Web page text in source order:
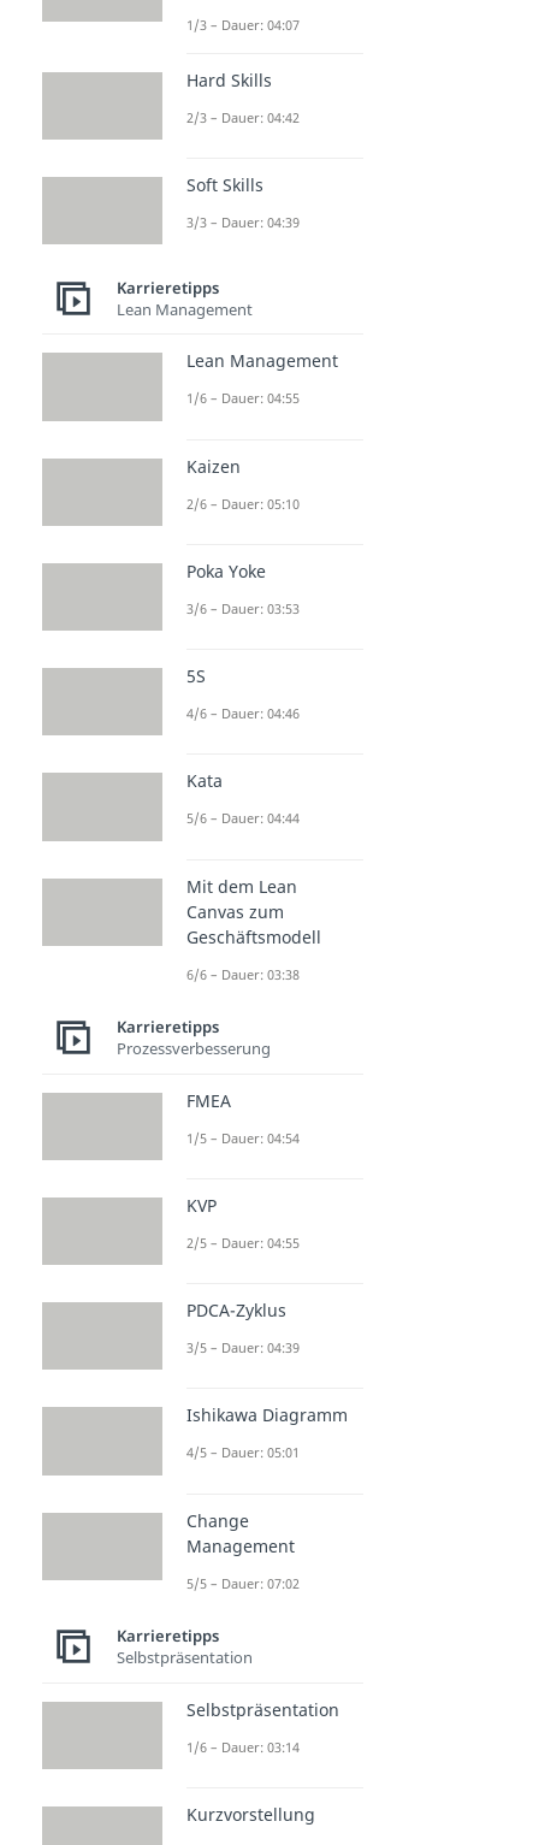
1/3 – Dauer: 04:07
Hard Skills
2/3 – Dauer: 04:42
Soft Skills
3/3 – Dauer: 04:39
Karrieretipps
Lean Management
Lean Management
1/6 – Dauer: 04:55
Kaizen
2/6 – Dauer: 05:10
Poka Yoke
3/6 – Dauer: 03:53
5S
4/6 – Dauer: 04:46
Kata
5/6 – Dauer: 04:44
Mit dem Lean
Canvas zum
Geschäftsmodell
6/6 – Dauer: 03:38
Karrieretipps
Prozessverbesserung
FMEA
1/5 – Dauer: 04:54
KVP
2/5 – Dauer: 04:55
PDCA-Zyklus
3/5 – Dauer: 04:39
Ishikawa Diagramm
4/5 – Dauer: 05:01
Change
Management
5/5 – Dauer: 07:02
Karrieretipps
Selbstpräsentation
Selbstpräsentation
1/6 – Dauer: 03:14
Kurzvorstellung